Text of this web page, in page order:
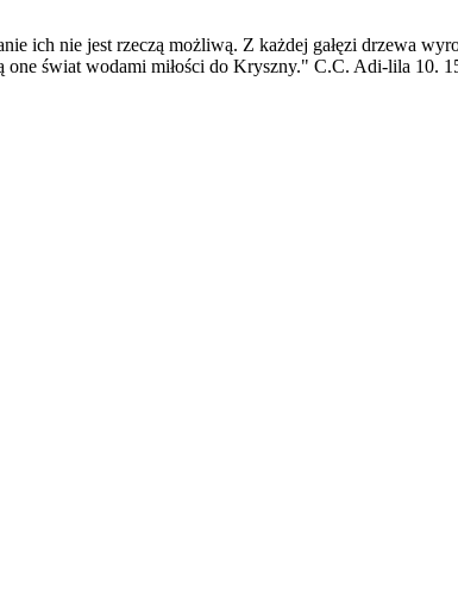
ich nie jest rzeczą możliwą. Z każdej gałęzi drzewa
świat wodami miłości do Kryszny." C.C. Adi-lila 10.